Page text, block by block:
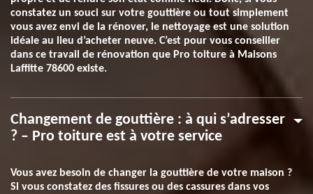
constatez un souci sur votre gouttière ou tout simplement
vous avez envi de la rénover, le nettoyage est une solution
idéale au lieu d’acheter neuve. C’est pour vous conseiller
dans ce travail de rénovation que Pro toiture à Maisons
Laffitte 78600 existe.
Changement de gouttière : à qui s’adresser
? – Pro toiture est à votre service
Vous avez besoin de changer la gouttière de votre maison ?
Si vous constatez des fissures ou des cassures dans vos